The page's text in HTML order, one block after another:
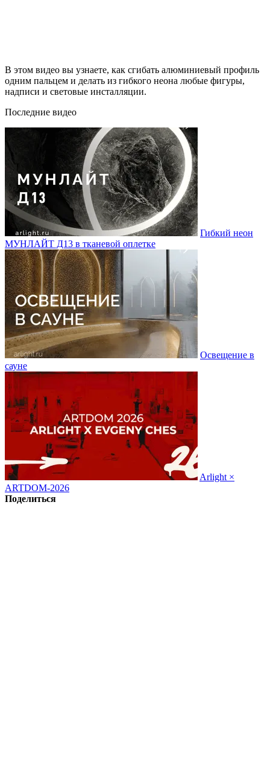
В этом видео вы узнаете, как сгибать алюминиевый профиль
одним пальцем и делать из гибкого неона любые фигуры,
надписи и световые инсталляции.
Последние видео
Гибкий неон
МУНЛАЙТ Д13 в тканевой оплетке
Освещение в
сауне
Arlight ×
ARTDOM-2026
Поделиться